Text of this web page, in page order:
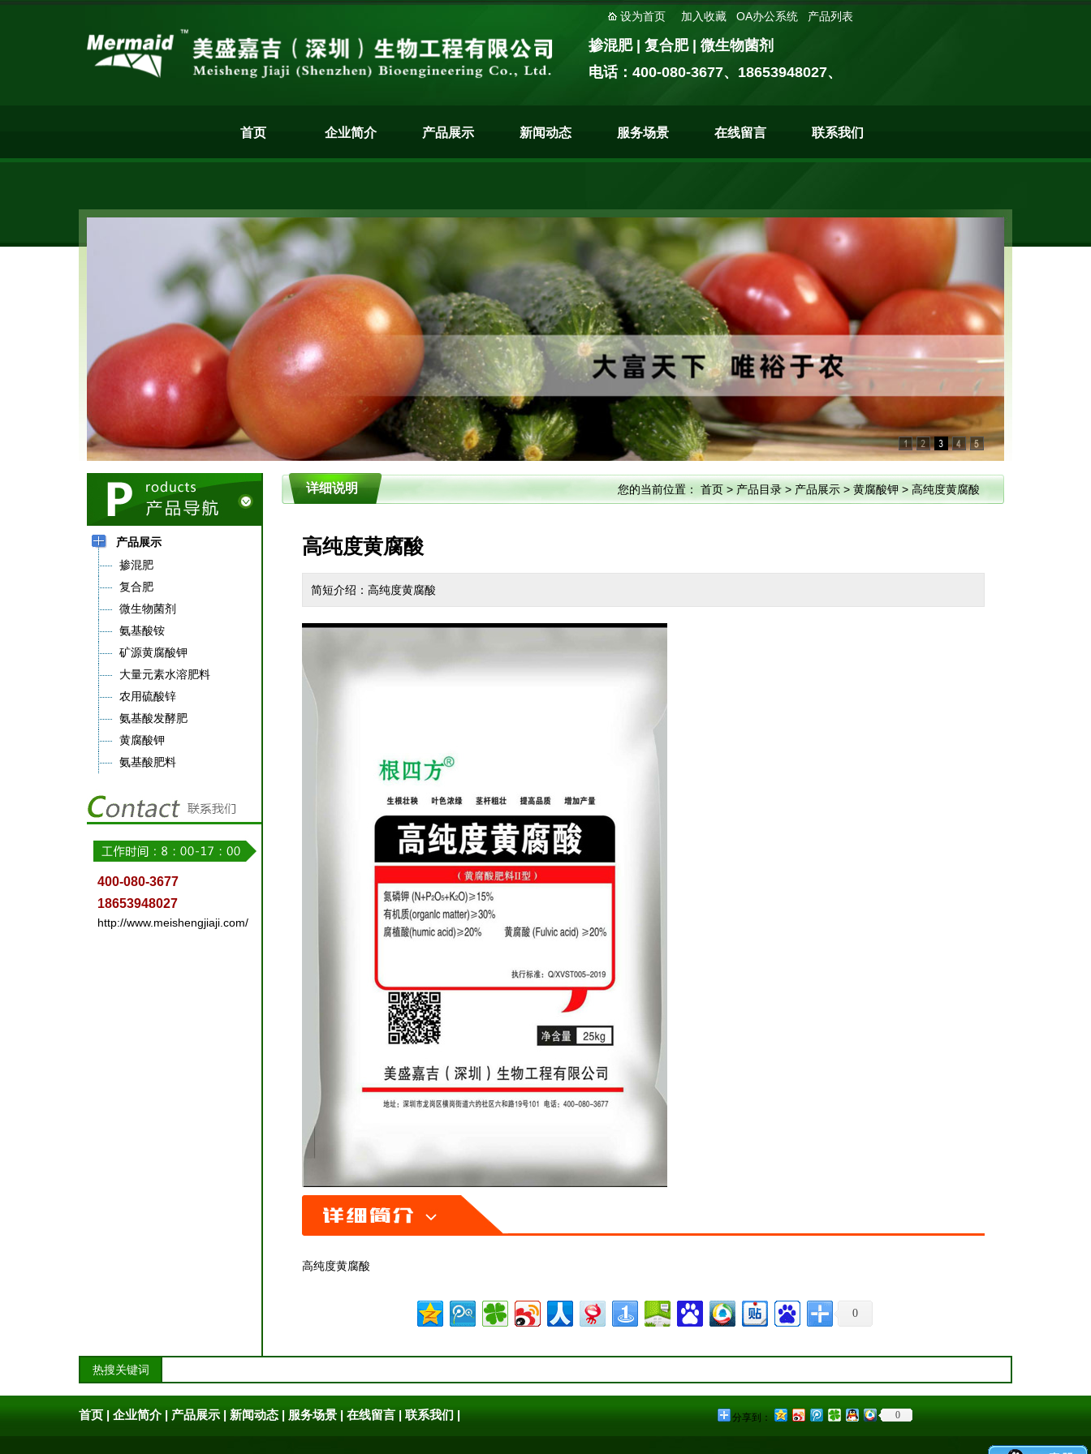
设为首页 加入收藏 OA办公系统 产品列表
掺混肥 | 复合肥 | 微生物菌剂
电话：400-080-3677、18653948027、
首页 企业简介 产品展示 新闻动态 服务场景 在线留言 联系我们
产品展示
掺混肥
复合肥
微生物菌剂
氨基酸铵
矿源黄腐酸钾
大量元素水溶肥料
农用硫酸锌
氨基酸发酵肥
黄腐酸钾
氨基酸肥料
400-080-3677
18653948027
http://www.meishengjiaji.com/
详细说明 您的当前位置： 首页 > 产品目录 > 产品展示 > 黄腐酸钾 > 高纯度黄腐酸
高纯度黄腐酸
简短介绍：高纯度黄腐酸
高纯度黄腐酸
0
热搜关键词
首页| 企业简介| 产品展示 | 新闻动态 | 服务场景 | 在线留言| 联系我们 | 分享到： 0